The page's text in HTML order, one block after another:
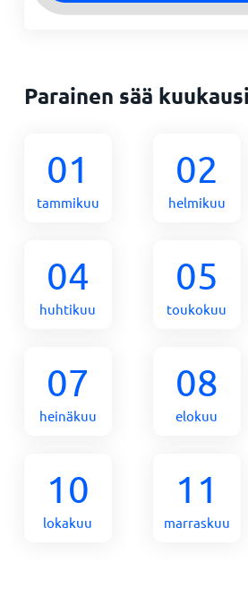
Parainen sää
01
tammikuu
02
helmikuu
04
huhtikuu
05
toukokuu
07
heinäkuu
08
elokuu
10
lokakuu
11
marraskuu